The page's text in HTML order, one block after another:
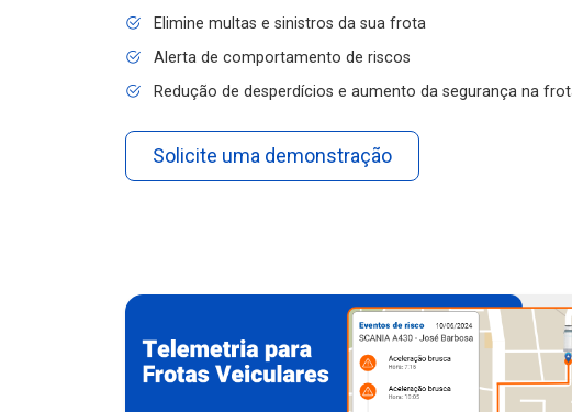
Elimine multas e sinistros da sua frota
Alerta de comportamento de riscos
Redução de desperdícios e aumento da segurança na frota
Solicite uma demonstração